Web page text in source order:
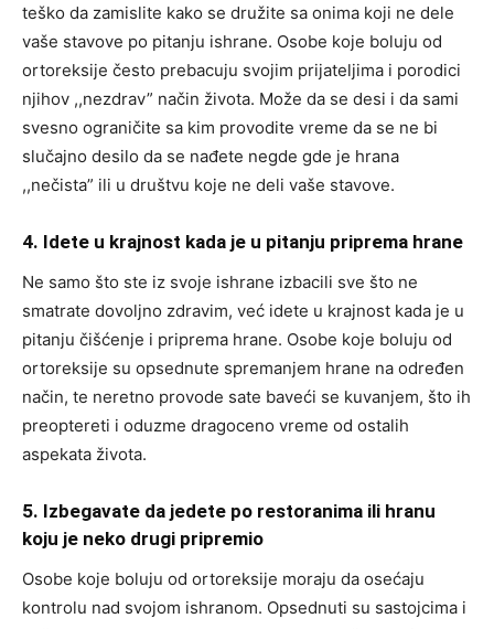
teško da zamislite kako se družite sa onima koji ne dele
vaše stavove po pitanju ishrane. Osobe koje boluju od
ortoreksije često prebacuju svojim prijateljima i porodici
njihov ,,nezdrav” način života. Može da se desi i da sami
svesno ograničite sa kim provodite vreme da se ne bi
slučajno desilo da se nađete negde gde je hrana
,,nečista” ili u društvu koje ne deli vaše stavove.
4. Idete u krajnost kada je u pitanju priprema hrane
Ne samo što ste iz svoje ishrane izbacili sve što ne
smatrate dovoljno zdravim, već idete u krajnost kada je u
pitanju čišćenje i priprema hrane. Osobe koje boluju od
ortoreksije su opsednute spremanjem hrane na određen
način, te neretno provode sate baveći se kuvanjem, što ih
preoptereti i oduzme dragoceno vreme od ostalih
aspekata života.
5. Izbegavate da jedete po restoranima ili hranu
koju je neko drugi pripremio
Osobe koje boluju od ortoreksije moraju da osećaju
kontrolu nad svojom ishranom. Opsednuti su sastojcima i